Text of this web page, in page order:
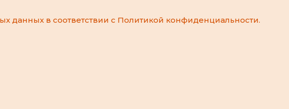
данных в соответствии с Политикой конфиденциальности.